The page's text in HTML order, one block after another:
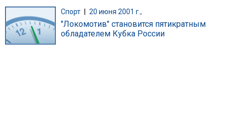
Спорт 20 июня 2001 г.,
"Локомотив" становится пятикратным
обладателем Кубка России